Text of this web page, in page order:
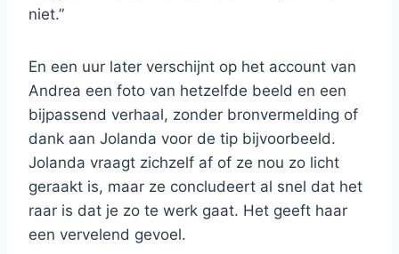
niet.”
En een uur later verschijnt op het account van
Andrea een foto van hetzelfde beeld en een
bijpassend verhaal, zonder bronvermelding of
dank aan Jolanda voor de tip bijvoorbeeld.
Jolanda vraagt zichzelf af of ze nou zo licht
geraakt is, maar ze concludeert al snel dat het
raar is dat je zo te werk gaat. Het geeft haar
een vervelend gevoel.